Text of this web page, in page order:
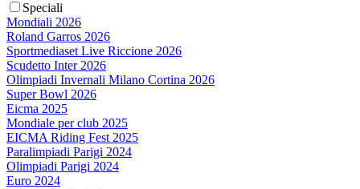
Speciali
Mondiali 2026
Roland Garros 2026
Sportmediaset Live Riccione 2026
Scudetto Inter 2026
Olimpiadi Invernali Milano Cortina 2026
Super Bowl 2026
Eicma 2025
Mondiale per club 2025
EICMA Riding Fest 2025
Paralimpiadi Parigi 2024
Olimpiadi Parigi 2024
Euro 2024